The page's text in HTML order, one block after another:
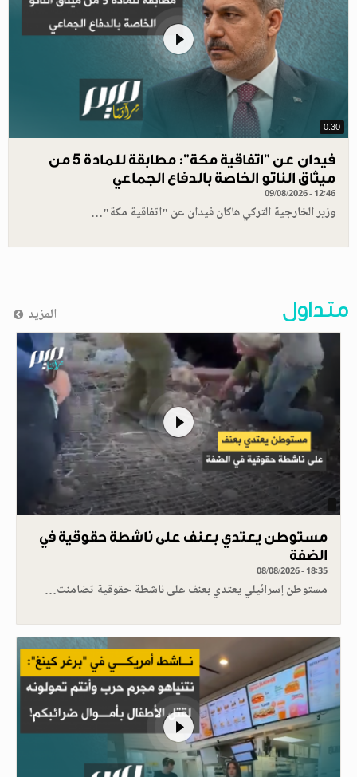
0.30
فيدان عن "اتفاقية مكة": مطابقة للمادة 5 من
ميثاق الناتو الخاصة بالدفاع الجماعي
09/08/2026 - 12:46
وزير الخارجية التركي هاكان فيدان عن "اتفاقية مكة"…
متداول المزيد
مستوطن يعتدي بعنف على ناشطة حقوقية في
الضفة
08/08/2026 - 18:35
مستوطن إسرائيلي يعتدي بعنف على ناشطة حقوقية تضامنت…